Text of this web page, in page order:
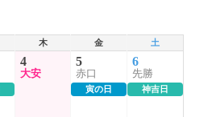
木 金 土
4
大安
5
赤口
寅の日
6
先勝
神吉日